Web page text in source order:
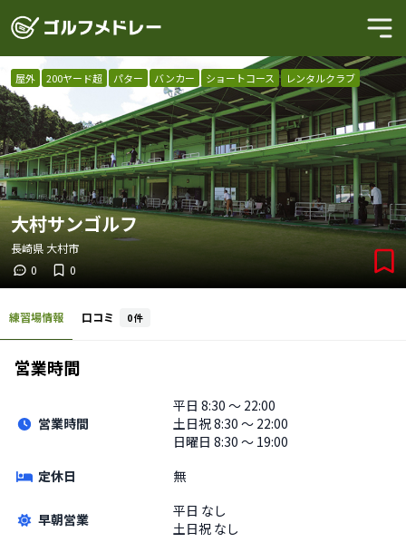
屋外 200ヤード超 パター バンカー ショートコース レンタルクラブ
大村サンゴルフ
長崎県 大村市
0
0
練習場情報 口コミ 0件
営業時間
営業時間
平日 8:30 〜 22:00
土日祝8:30 〜 22:00
日曜日 8:30 〜 19:00
定休日
無
早朝営業 平日 なし
土日祝 なし